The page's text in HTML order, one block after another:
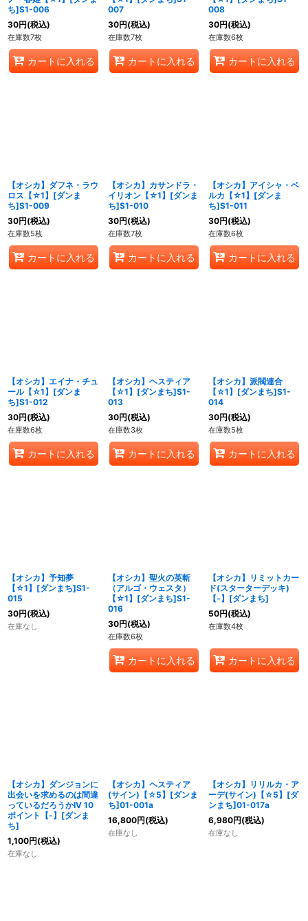
ち]S1-006
30円(税込)
在庫数7枚
カートに入れる
007
30円(税込)
在庫数7枚
カートに入れる
008
30円(税込)
在庫数6枚
カートに入れる
【オシカ】ダフネ・ラウ
ロス【☆1】[ダンま
ち]S1-009
30円(税込)
在庫数5枚
カートに入れる
【オシカ】カサンドラ・
イリオン【☆1】[ダンま
ち]S1-010
30円(税込)
在庫数7枚
カートに入れる
【オシカ】アイシャ・ベ
ルカ【☆1】[ダンま
ち]S1-011
30円(税込)
在庫数6枚
カートに入れる
【オシカ】エイナ・チュ
ール【☆1】[ダンま
ち]S1-012
30円(税込)
在庫数6枚
カートに入れる
【オシカ】ヘスティア
【☆1】[ダンまち]S1-
013
30円(税込)
在庫数3枚
カートに入れる
【オシカ】派閥連合
【☆1】[ダンまち]S1-
014
30円(税込)
在庫数5枚
カートに入れる
【オシカ】予知夢
【☆1】[ダンまち]S1-
015
30円(税込)
在庫なし
【オシカ】聖火の英斬
（アルゴ・ウェスタ）
【☆1】[ダンまち]S1-
016
30円(税込)
在庫数6枚
カートに入れる
【オシカ】リミットカー
ド(スターターデッキ)
【-】[ダンまち]
50円(税込)
在庫数4枚
カートに入れる
【オシカ】ダンジョンに
出会いを求めるのは間違
っているだろうかIV 10
ポイント【-】[ダンま
ち]
1,100円(税込)
在庫なし
【オシカ】ヘスティア
(サイン)【☆5】[ダンま
ち]01-001a
16,800円(税込)
在庫なし
【オシカ】リリルカ・ア
ーデ(サイン)【☆5】[ダ
ンまち]01-017a
6,980円(税込)
在庫なし